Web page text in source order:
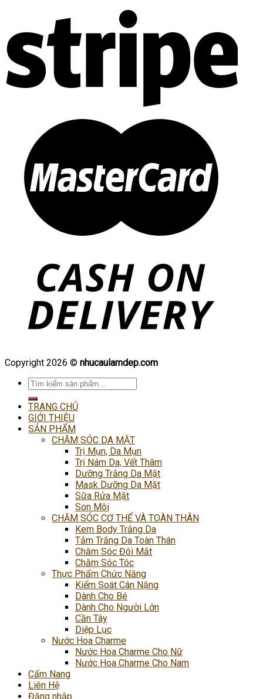
Copyright 2026 © nhucaulamdep.com
Tìm
kiếm:
TRANG CHỦ
GIỚI THIỆU
SẢN PHẨM
CHĂM SÓC DA MẶT
Trị Mụn, Da Mụn
Trị Nám Da, Vết Thâm
Dưỡng Trắng Da Mặt
Mask Dưỡng Da Mặt
Sữa Rửa Mặt
Son Môi
CHĂM SÓC CƠ THỂ VÀ TOÀN THÂN
Kem Body Trắng Da
Tắm Trắng Da Toàn Thân
Chăm Sóc Đôi Mắt
Chăm Sóc Tóc
Thực Phẩm Chức Năng
Kiểm Soát Cân Nặng
Dành Cho Bé
Dành Cho Người Lớn
Cần Tây
Diệp Lục
Nước Hoa Charme
Nước Hoa Charme Cho Nữ
Nước Hoa Charme Cho Nam
Cẩm Nang
Liên Hệ
Đăng nhập